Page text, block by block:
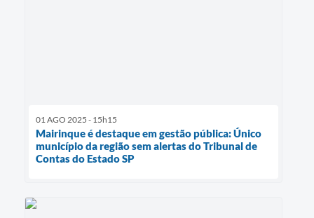
01 AGO 2025 - 15h15
Mairinque é destaque em gestão pública: Único
município da região sem alertas do Tribunal de
Contas do Estado SP